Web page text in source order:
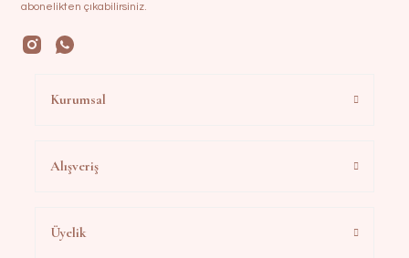
abonelikten çıkabilirsiniz.
Kurumsal
Alışveriş
Üyelik